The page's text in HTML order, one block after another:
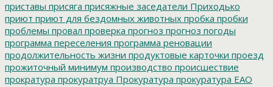
приставы присяга присяжные заседатели Приходько
приют приют для бездомных животных пробка пробки
проблемы провал проверка прогноз прогноз погоды
программа переселения программа реновации
продолжительность жизни продуктовые карточки проезд
прожиточный минимум производство происшествие
прократура прокуратруа Прокуратура прокуратура ЕАО